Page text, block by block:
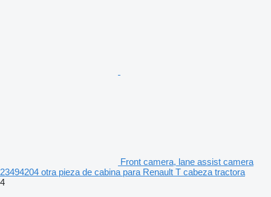
Front camera, lane assist camera
23494204 otra pieza de cabina para Renault T cabeza tractora
4